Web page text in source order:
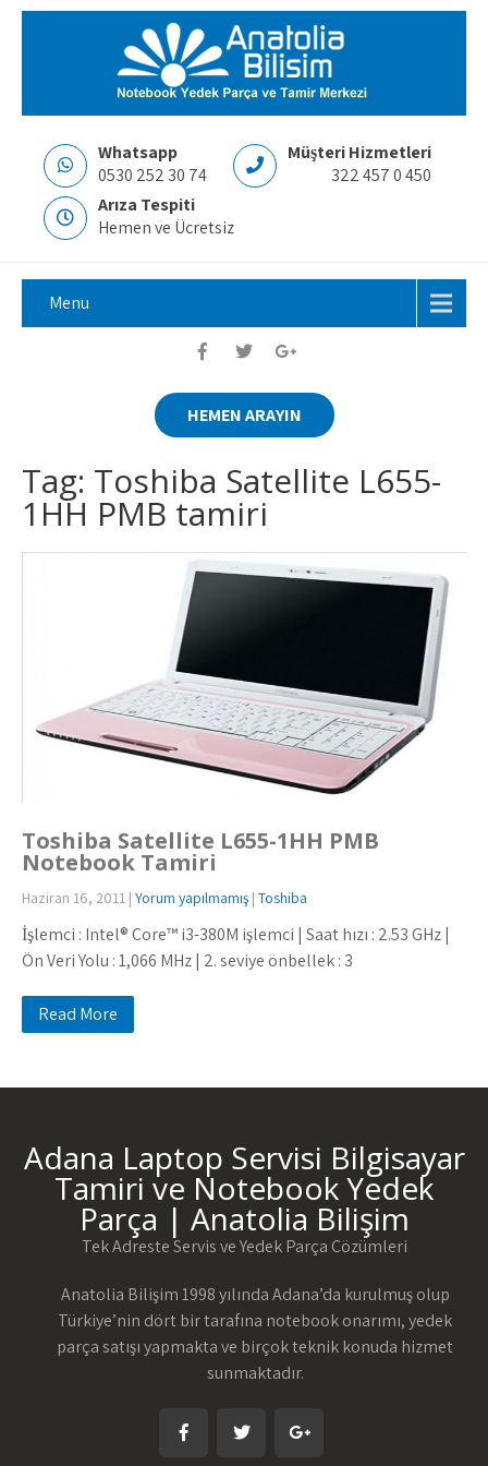
Whatsapp
0530 252 30 74
Müşteri Hizmetleri
322 457 0 450
Arıza Tespiti
Hemen ve Ücretsiz
Menu
HEMEN ARAYIN
Tag: Toshiba Satellite L655-
1HH PMB tamiri
Toshiba Satellite L655-1HH PMB
Notebook Tamiri
Haziran 16, 2011 | Yorum yapılmamış | Toshiba
İşlemci : Intel® Core™ i3-380M işlemci | Saat hızı : 2.53 GHz |
Ön Veri Yolu : 1,066 MHz | 2. seviye önbellek : 3
Read More
Adana Laptop Servisi Bilgisayar
Tamiri ve Notebook Yedek
Parça | Anatolia Bilişim
Tek Adreste Servis ve Yedek Parça Çözümleri
Anatolia Bilişim 1998 yılında Adana’da kurulmuş olup
Türkiye’nin dört bir tarafına notebook onarımı, yedek
parça satışı yapmakta ve birçok teknik konuda hizmet
sunmaktadır.